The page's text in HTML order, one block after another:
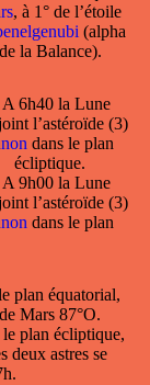
, à 1° de l’étoile
(alpha
de la Balance).
6h40 la Lune
l’astéroïde (3)
dans le plan
écliptique.
9h00 la Lune
l’astéroïde (3)
dans le plan
plan équatorial,
Mars 87°O.
plan écliptique,
deux astres se